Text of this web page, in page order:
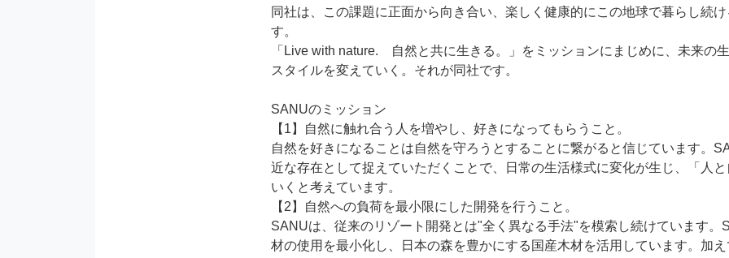
同社は、この課題に正面から向き合い、楽しく健康的にこの地球で暮らし続
す。
「Live with nature.　自然と共に生きる。」をミッションにまじめに、未来の
スタイルを変えていく。それが同社です。
SANUのミッション
【1】自然に触れ合う人を増やし、好きになってもらうこと。
自然を好きになることは自然を守ろうとすることに繋がると信じています。
近な存在として捉えていただくことで、日常の生活様式に変化が生じ、「人
いくと考えています。
【2】自然への負荷を最小限にした開発を行うこと。
SANUは、従来のリゾート開発とは"全く異なる手法"を模索し続けています
材の使用を最小化し、日本の森を豊かにする国産木材を活用しています。加